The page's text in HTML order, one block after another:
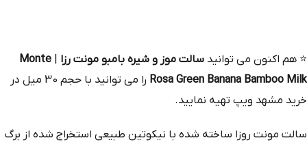
⭐ هم‌ اکنون می‌ توانید سالت موز و شیره بامبو مونت رزا
Monte
Rosa Green Banana Bamboo Milk
را می توانید با حجم 30 میل در
خرید مشهد ویپ تهیه نمایید.
سالت مونت روزا ساخته شده با نیکوتین طبیعی استخراج‌ شده از برگ‌